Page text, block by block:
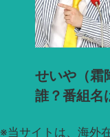
せいや（霜
誰？番組名
※当サイトは、海外